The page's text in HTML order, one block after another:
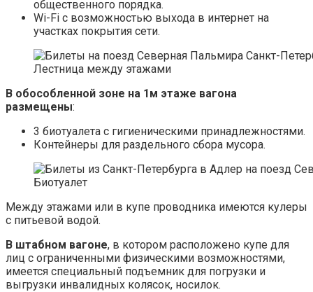
общественного порядка.
Wi-Fi с возможностью выхода в интернет на
участках покрытия сети.
Лестница между этажами
В обособленной зоне на 1м этаже вагона
размещены:
3 биотуалета с гигиеническими принадлежностями.
Контейнеры для раздельного сбора мусора.
Биотуалет
Между этажами или в купе проводника имеются кулеры
с питьевой водой.
В штабном вагоне, в котором расположено купе для
лиц с ограниченными физическими возможностями,
имеется специальный подъемник для погрузки и
выгрузки инвалидных колясок, носилок.